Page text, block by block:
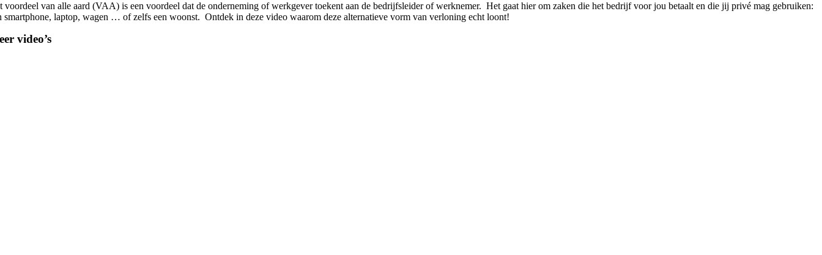
voordeel van alle aard (VAA) is een voordeel dat de onderneming of werkgever toekent aan de bedrijfsleider of werknemer. Het gaat hier om zaken die het bedrijf voor jou betaalt en die jij privé mag gebruiken:
smartphone, laptop, wagen … of zelfs een woonst. Ontdek in deze video waarom deze alternatieve vorm van verloning echt loont!
video’s